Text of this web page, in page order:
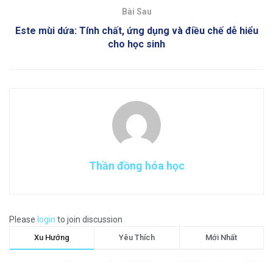
Bài Sau
Este mùi dứa: Tính chất, ứng dụng và điều chế dễ hiểu
cho học sinh
Thần đồng hóa học
Please login to join discussion
Xu Hướng Yêu Thích Mới Nhất